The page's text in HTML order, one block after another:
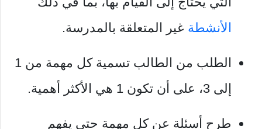
الأنشطة غير المتعلقة بالمدرسة.
الطلب من الطالب تسمية كل مهمة من 1
إلى 3، على أن تكون 1 هي الأكثر أهمية.
طرح أسئلة عن كل مهمة حتى يفهم